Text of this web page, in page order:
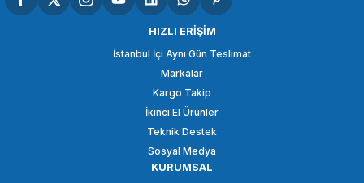
PATONA Premium COB-300 Bi Color APRC Video Işığı
SEPETE EKLE
HIZLI ERİŞİM
İstanbul İçi Aynı Gün Teslimat
Markalar
Kargo Takip
İkinci El Ürünler
Teknik Destek
Sosyal Medya
KURUMSAL